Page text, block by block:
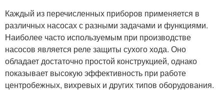
Каждый из перечисленных приборов применяется в
различных насосах с разными задачами и функциями.
Наиболее часто используемым при производстве
насосов является реле защиты сухого хода. Оно
обладает достаточно простой конструкцией, однако
показывает высокую эффективность при работе
центробежных, вихревых и других типов оборудования.